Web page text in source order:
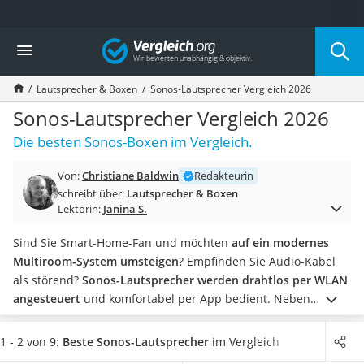
Die beliebtesten Vergleiche nach Kategorie
Elektronik
Powerstation
Monitor 32 Zoll 4K
Fernseher
Drucker
Desktop-PC
Diascanner
Laser-Multifunktionsdrucker
Powerstation mit Solarpanel
Gaming-PC
Soundbar
17-Zoll-Laptop
Satellitenschüssel
Gaming-Headset
Vergleich
Lautsprecher & Boxen Sonos-Lautsprecher Vergleich 2026
Sonos-Lautsprecher Vergleich 2026
Die besten Sonos-Boxen im Vergleich.
Von:Christiane Baldwin
Redakteurin
schreibt über: Lautsprecher & Boxen
Lektorin: Janina S.
Sind Sie Smart-Home-Fan und möchten auf ein modernes
Multiroom-System umsteigen? Empfinden Sie Audio-Kabel
als störend? Sonos-Lautsprecher werden drahtlos per WLAN
angesteuert und komfortabel per App bedient. Neben
klassischen Lautsprecher-Boxen bietet Sonos heute auch
Soundbars, Subwoofer, tragbare Lautsprecher und Kopfhörer
1 - 2 von 9: Beste Sonos-Lautsprecher im Vergleich